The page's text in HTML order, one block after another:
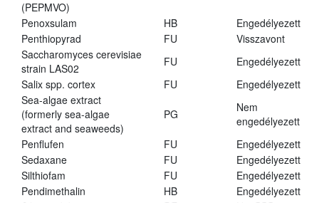
(PEPMVO)
Penoxsulam HB
Engedélyezett
Penthiopyrad
FU
Visszavont
Saccharomyces cerevisiae
strain LAS02
FU
Engedélyezett
Salix spp. cortex
FU
Engedélyezett
Sea-algae extract
(formerly sea-algae
extract and seaweeds)
PG
Nem
engedélyezett
Penflufen
FU
Engedélyezett
Sedaxane
FU
Engedélyezett
Silthiofam
FU
Engedélyezett
Pendimethalin
HB
Engedélyezett